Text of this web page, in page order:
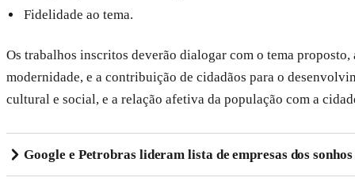
Fidelidade ao tema.
Os trabalhos inscritos deverão dialogar com o tema
modernidade, e a contribuição de cidadãos para o
cultural e social, e a relação afetiva da população com a
Google e Petrobras lideram lista de empresas dos